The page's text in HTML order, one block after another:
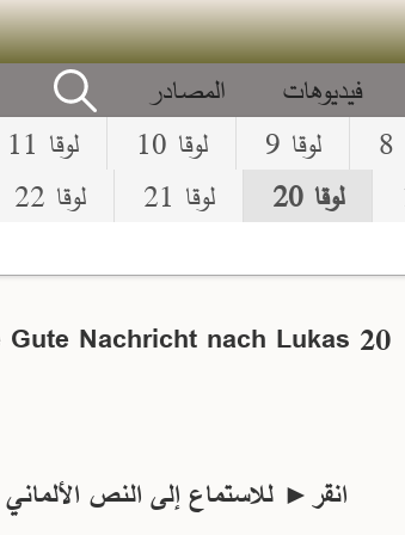
لوقا 9 لوقا 10 لوقا 11
لوقا 20 لوقا 21 لوقا 22
فيديوهات المصادر
Gute Nachricht nach Lukas 20
انقر► للاستماع إلى النص الألماني